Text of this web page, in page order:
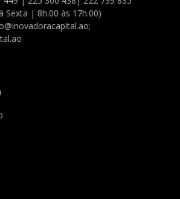
Sexta | 8h.00 às 17h.00)
;